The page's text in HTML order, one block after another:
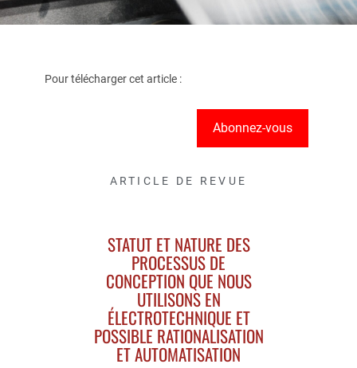
Pour télécharger cet article :
Abonnez-vous
ARTICLE DE REVUE
STATUT ET NATURE DES
PROCESSUS DE
CONCEPTION QUE NOUS
UTILISONS EN
ÉLECTROTECHNIQUE ET
POSSIBLE RATIONALISATION
ET AUTOMATISATION